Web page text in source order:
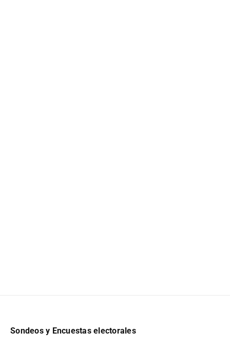
Sondeos y Encuestas electorales